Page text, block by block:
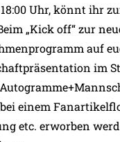
Uhr, könnt ihr
„Kick off“ zur
auf
im
einem
etc. erworben